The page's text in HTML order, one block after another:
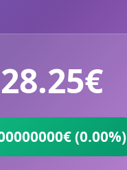
28.25€
(0.00%)